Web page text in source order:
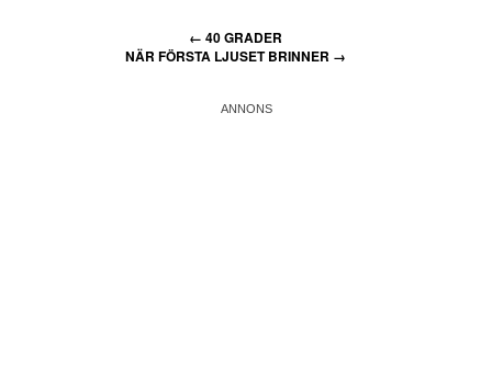
← 40 GRADER
NÄR FÖRSTA LJUSET BRINNER →